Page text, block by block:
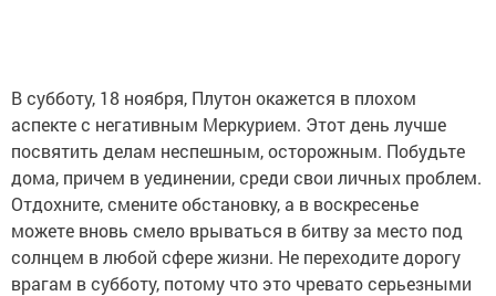
В субботу, 18 ноября, Плутон окажется в плохом
аспекте с негативным Меркурием. Этот день лучше
посвятить делам неспешным, осторожным. Побудьте
дома, причем в уединении, среди свои личных проблем.
Отдохните, смените обстановку, а в воскресенье
можете вновь смело врываться в битву за место под
солнцем в любой сфере жизни. Не переходите дорогу
врагам в субботу, потому что это чревато серьезными